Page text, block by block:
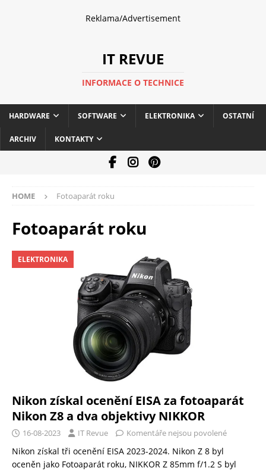
Reklama/Advertisement
IT REVUE
INFORMACE O TECHNICE
HARDWARE SOFTWARE ELEKTRONIKA OSTATNÍ
ARCHIV KONTAKTY
HOME Fotoaparát roku
Fotoaparát roku
ELEKTRONIKA
Nikon získal ocenění EISA za fotoaparát
Nikon Z8 a dva objektivy NIKKOR
16-08-2023 IT Revue Komentáře nejsou povolené
Nikon získal tři ocenění EISA 2023-2024. Nikon Z 8 byl
oceněn jako Fotoaparát roku, NIKKOR Z 85mm f/1.2 S byl